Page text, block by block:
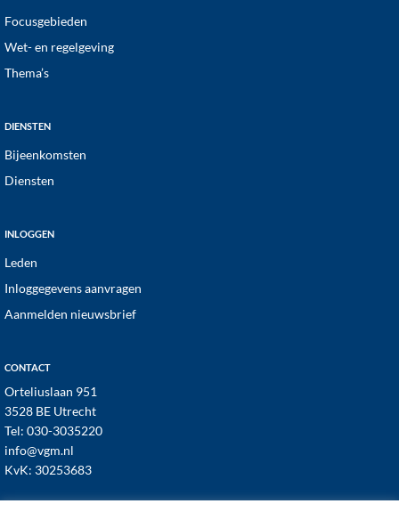
Focusgebieden
Wet- en regelgeving
Thema’s
DIENSTEN
Bijeenkomsten
Diensten
INLOGGEN
Leden
Inloggegevens aanvragen
Aanmelden nieuwsbrief
CONTACT
Orteliuslaan 951
3528 BE Utrecht
Tel: 030-3035220
info@vgm.nl
KvK: 30253683